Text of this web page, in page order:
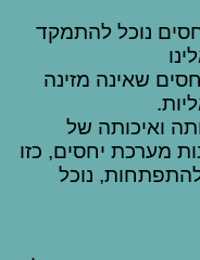
נוכל להתמקד
שאינה מזינה
ואיכותה של
מערכת יחסים, כזו
נוכל